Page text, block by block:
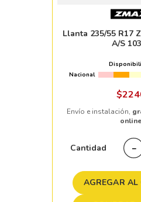
Llanta 235/55 R17
A/S
Nacional
$
Envío e instalación,
online
Cantidad －
AGREGAR AL